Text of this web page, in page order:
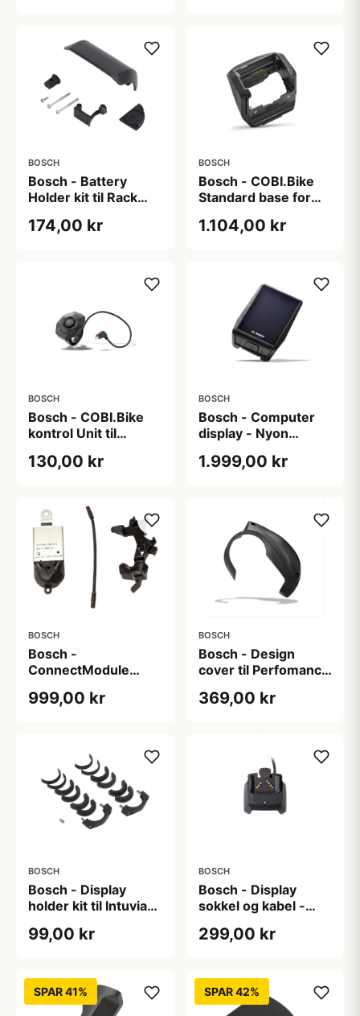
BOSCH
Bosch - Battery
Holder kit til Rack
174,00 kr
BOSCH
Bosch - COBI.Bike
Standard base for
1.104,00 kr
BOSCH
Bosch - COBI.Bike
kontrol Unit til
130,00 kr
BOSCH
Bosch - Computer
display - Nyon
1.999,00 kr
BOSCH
Bosch -
ConnectModule
BDU33YY
999,00 kr
BOSCH
Bosch - Design
cover til Perfomance
369,00 kr
BOSCH
Bosch - Display
holder kit til Intuvia
99,00 kr
BOSCH
Bosch - Display
sokkel og kabel -
and Nyon BUI275
299,00 kr
SPAR 41% SPAR 42%